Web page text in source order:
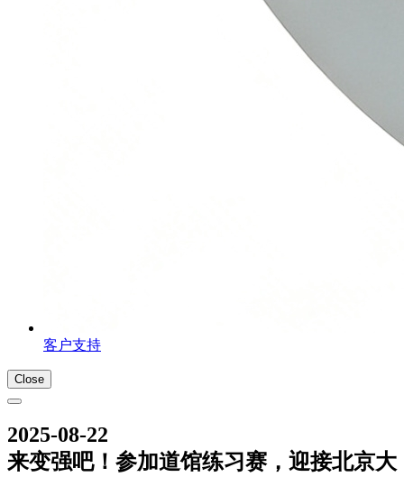
客户支持
Close
2025-08-22
来变强吧！参加道馆练习赛，迎接北京大